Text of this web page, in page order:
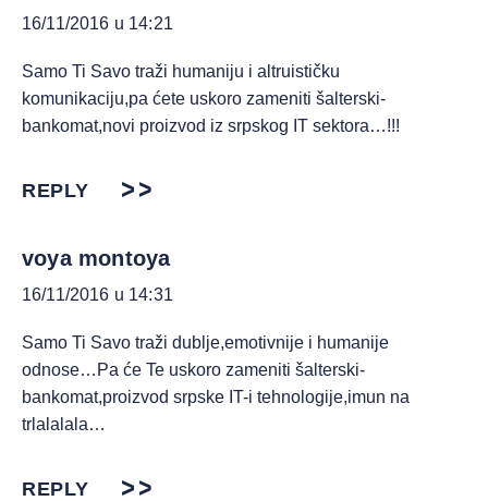
16/11/2016 u 14:21
Samo Ti Savo traži humaniju i altruističku
komunikaciju,pa ćete uskoro zameniti šalterski-
bankomat,novi proizvod iz srpskog IT sektora…!!!
REPLY
voya montoya
16/11/2016 u 14:31
Samo Ti Savo traži dublje,emotivnije i humanije
odnose…Pa će Te uskoro zameniti šalterski-
bankomat,proizvod srpske IT-i tehnologije,imun na
trlalalala…
REPLY